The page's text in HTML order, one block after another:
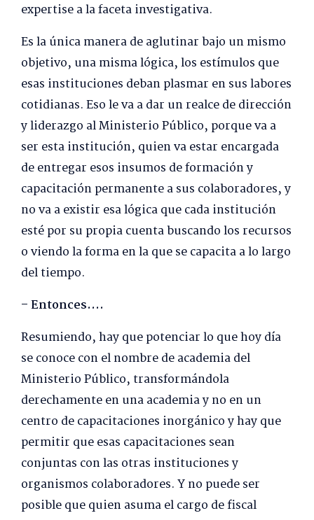
expertise a la faceta investigativa.
Es la única manera de aglutinar bajo un mismo
objetivo, una misma lógica, los estímulos que
esas instituciones deban plasmar en sus labores
cotidianas. Eso le va a dar un realce de dirección
y liderazgo al Ministerio Público, porque va a
ser esta institución, quien va estar encargada
de entregar esos insumos de formación y
capacitación permanente a sus colaboradores, y
no va a existir esa lógica que cada institución
esté por su propia cuenta buscando los recursos
o viendo la forma en la que se capacita a lo largo
del tiempo.
– Entonces….
Resumiendo, hay que potenciar lo que hoy día
se conoce con el nombre de academia del
Ministerio Público, transformándola
derechamente en una academia y no en un
centro de capacitaciones inorgánico y hay que
permitir que esas capacitaciones sean
conjuntas con las otras instituciones y
organismos colaboradores. Y no puede ser
posible que quien asuma el cargo de fiscal